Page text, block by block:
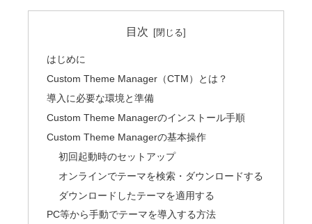
目次
はじめに
Custom Theme Manager（CTM）とは？
導入に必要な環境と準備
Custom Theme Managerのインストール手順
Custom Theme Managerの基本操作
初回起動時のセットアップ
オンラインでテーマを検索・ダウンロードする
ダウンロードしたテーマを適用する
PC等から手動でテーマを導入する方法